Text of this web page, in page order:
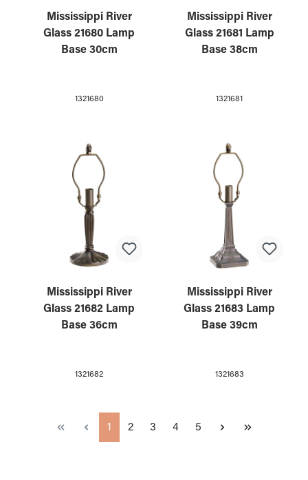
Mississippi River
Glass 21680 Lamp
Base 30cm
1321680
Mississippi River
Glass 21681 Lamp
Base 38cm
1321681
Mississippi River
Glass 21682 Lamp
Base 36cm
1321682
Mississippi River
Glass 21683 Lamp
Base 39cm
1321683
Page
1 Page
2 Page
3 Page
4 Page
5